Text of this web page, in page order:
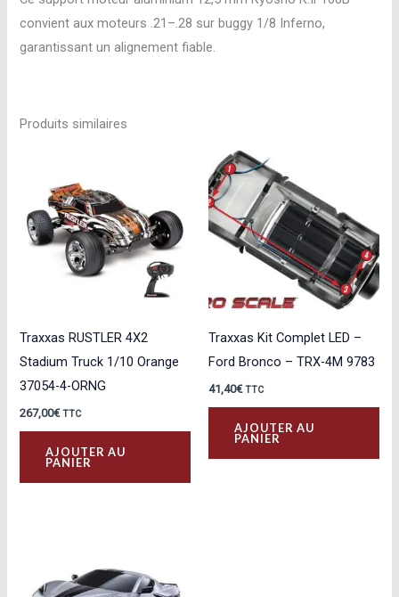
convient aux moteurs .21–.28 sur buggy 1/8 Inferno,
garantissant un alignement fiable.
Produits similaires
Traxxas RUSTLER 4X2
Stadium Truck 1/10 Orange
37054-4-ORNG
267,00€ TTC
AJOUTER AU
PANIER
Traxxas Kit Complet LED –
Ford Bronco – TRX-4M 9783
41,40€ TTC
AJOUTER AU
PANIER